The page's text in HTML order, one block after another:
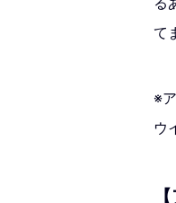
て
※
ウ